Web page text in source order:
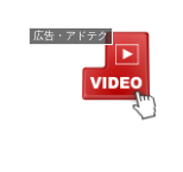
広告・アドテク